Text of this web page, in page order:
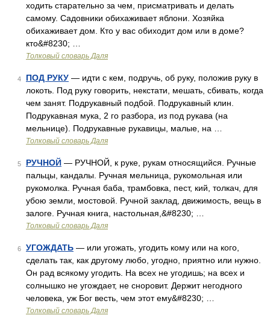
ходить старательно за чем, присматривать и делать
самому. Садовники обихаживает яблони. Хозяйка
обихаживает дом. Кто у вас обиходит дом или в доме?
кто&#8230; …
Толковый словарь Даля
4 ПОД РУКУ — идти с кем, подручь, об руку, положив руку в
локоть. Под руку говорить, некстати, мешать, сбивать, когда
чем занят. Подрукавный подбой. Подрукавный клин.
Подрукавная мука, 2 го разбора, из под рукава (на
мельнице). Подрукавные рукавицы, малые, на …
Толковый словарь Даля
5 РУЧНОЙ — РУЧНОЙ, к руке, рукам относящийся. Ручные
пальцы, кандалы. Ручная мельница, рукомольная или
рукомолка. Ручная баба, трамбовка, пест, кий, толкач, для
убою земли, мостовой. Ручной заклад, движимость, вещь в
залоге. Ручная книга, настольная,&#8230; …
Толковый словарь Даля
6 УГОЖДАТЬ — или угожать, угодить кому или на кого,
сделать так, как другому любо, угодно, приятно или нужно.
Он рад всякому угодить. На всех не угодишь; на всех и
солнышко не угождает, не сноровит. Держит негодного
человека, уж Бог весть, чем этот ему&#8230; …
Толковый словарь Даля